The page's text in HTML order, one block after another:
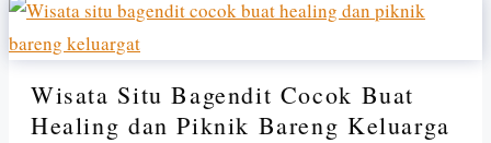
Wisata Situ Bagendit Cocok Buat
Healing dan Piknik Bareng Keluarga